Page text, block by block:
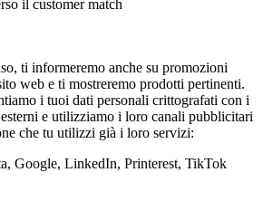
il customer match
ti informeremo anche su promozioni
web e ti mostreremo prodotti pertinenti.
i tuoi dati personali crittografati con i
e utilizziamo i loro canali pubblicitari
che tu utilizzi già i loro servizi:
Google, LinkedIn, Printerest, TikTok